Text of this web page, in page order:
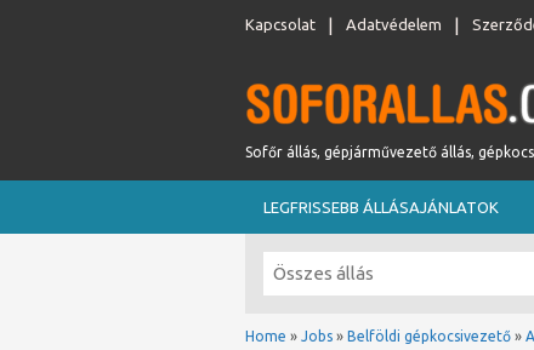
Kapcsolat Adatvédelem
Sofőr állás, gépjárművezető állás,
LEGFRISSEBB ÁLLÁSAJÁNLATOK
Home » Jobs » Belföldi gépkocsivezető »